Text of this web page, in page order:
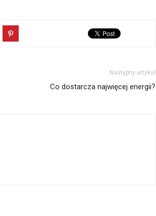
Następny artykuł
Co dostarcza najwięcej energii?